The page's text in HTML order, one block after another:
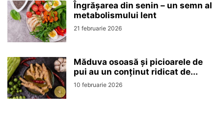
Îngrășarea din senin – un semn al
metabolismului lent
21 februarie 2026
Măduva osoasă și picioarele de
pui au un conținut ridicat de...
10 februarie 2026